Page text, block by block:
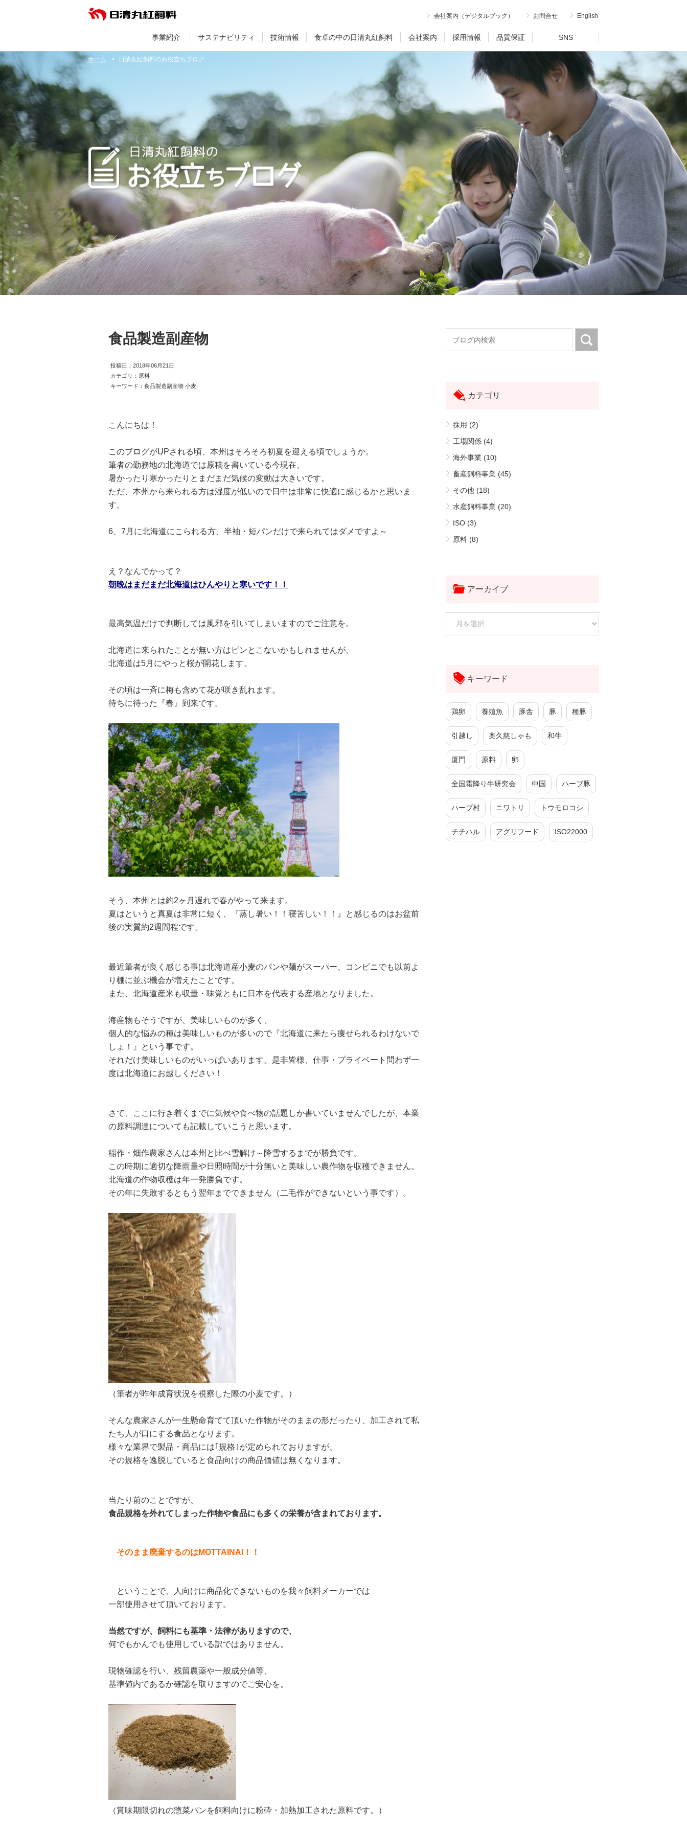
事業紹介 サステナビリティ 技術情報 食卓の中の日清丸紅飼料 会社案内 採用情報 品質保証 SNS
会社案内（デジタルブック） お問合せ English
ホーム 日清丸紅飼料のお役立ちブログ
食品製造副産物
投稿日：2018年06月21日
カテゴリ：原料
キーワード：食品製造副産物 小麦
こんにちは！
このブログがUPされる頃、本州はそろそろ初夏を迎える頃でしょうか。
筆者の勤務地の北海道では原稿を書いている今現在、
暑かったり寒かったりとまだまだ気候の変動は大きいです。
ただ、本州から来られる方は湿度が低いので日中は非常に快適に感じるかと思いま
す。
6、7月に北海道にこられる方、半袖・短パンだけで来られてはダメですよ～
え？なんでかって？
朝晩はまだまだ北海道はひんやりと寒いです！！
最高気温だけで判断しては風邪を引いてしまいますのでご注意を。
北海道に来られたことが無い方はピンとこないかもしれませんが、
北海道は5月にやっと桜が開花します。
その頃は一斉に梅も含めて花が咲き乱れます。
待ちに待った『春』到来です。
そう、本州とは約2ヶ月遅れで春がやって来ます。
夏はというと真夏は非常に短く、『蒸し暑い！！寝苦しい！！』と感じるのはお盆前
後の実質約2週間程です。
最近筆者が良く感じる事は北海道産小麦のパンや麺がスーパー、コンビニでも以前よ
り棚に並ぶ機会が増えたことです。
また、北海道産米も収量・味覚ともに日本を代表する産地となりました。
海産物もそうですが、美味しいものが多く、
個人的な悩みの種は美味しいものが多いので『北海道に来たら痩せられるわけないで
しょ！』という事です。
それだけ美味しいものがいっぱいあります。是非皆様、仕事・プライベート問わず一
度は北海道にお越しください！
さて、ここに行き着くまでに気候や食べ物の話題しか書いていませんでしたが、本業
の原料調達についても記載していこうと思います。
稲作・畑作農家さんは本州と比べ雪解け～降雪するまでが勝負です。
この時期に適切な降雨量や日照時間が十分無いと美味しい農作物を収穫できません。
北海道の作物収穫は年一発勝負です。
その年に失敗するともう翌年までできません（二毛作ができないという事です）。
（筆者が昨年成育状況を視察した際の小麦です。）
そんな農家さんが一生懸命育てて頂いた作物がそのままの形だったり、加工されて私
たち人が口にする食品となります。
様々な業界で製品・商品には｢規格｣が定められておりますが、
その規格を逸脱していると食品向けの商品価値は無くなります。
当たり前のことですが、
食品規格を外れてしまった作物や食品にも多くの栄養が含まれております。
そのまま廃棄するのはMOTTAINAI！！
ということで、人向けに商品化できないものを我々飼料メーカーでは
一部使用させて頂いております。
当然ですが、飼料にも基準・法律がありますので、
何でもかんでも使用している訳ではありません。
現物確認を行い、残留農薬や一般成分値等、
基準値内であるか確認を取りますのでご安心を。
（賞味期限切れの惣菜パンを飼料向けに粉砕・加熱加工された原料です。）
カテゴリ
採用 (2)
工場関係 (4)
海外事業 (10)
畜産飼料事業 (45)
その他 (18)
水産飼料事業 (20)
ISO (3)
原料 (8)
アーカイブ
キーワード
鶏卵 養殖魚 豚舎 豚 種豚
引越し 奥久慈しゃも 和牛
厦門 原料 卵
全国霜降り牛研究会 中国 ハーブ豚
ハーブ村 ニワトリ トウモロコシ
チチハル アグリフード ISO22000